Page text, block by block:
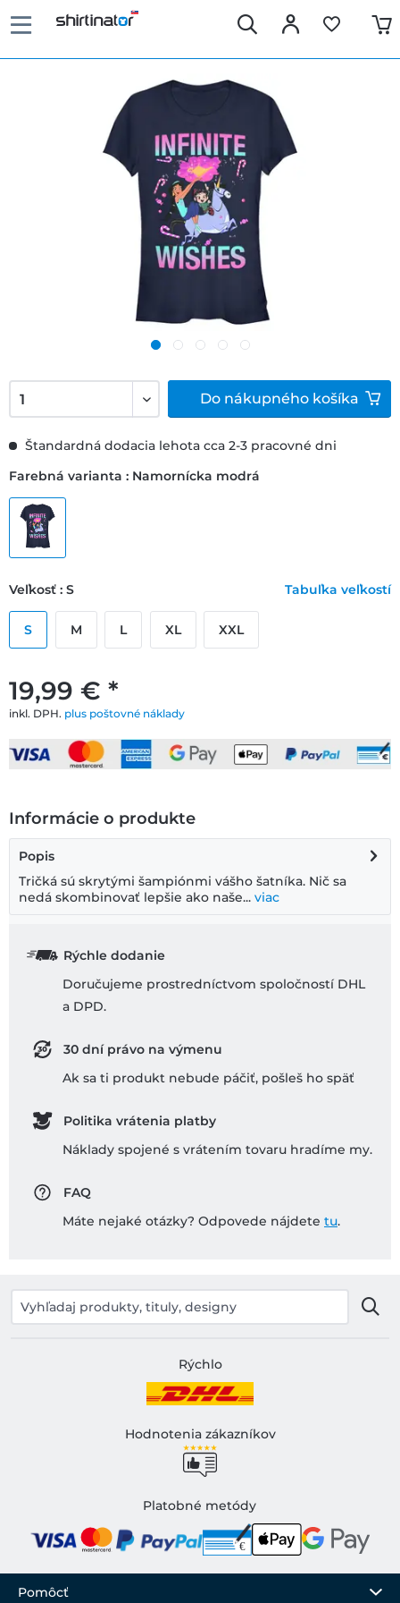
19,99 € *
inkl. DPH. plus poštovné náklady
Štandardná dodacia lehota cca 2-3 pracovné dni
Farebná varianta : Namornícka modrá
Veľkosť : S Tabuľka veľkostí
S M L XL XXL
Do nákupného košíka
Informácie o produkte
Popis
Tričká sú skrytými šampiónmi vášho šatníka. Nič sa
nedá skombinovať lepšie ako naše... viac
Rýchle dodanie
Doručujeme prostredníctvom spoločností DHL
a DPD.
30 dní právo na výmenu
Ak sa ti produkt nebude páčiť, pošleš ho späť
Politika vrátenia platby
Náklady spojené s vrátením tovaru hradíme my.
FAQ
Máte nejaké otázky? Odpovede nájdete tu.
Rýchlo
Hodnotenia zákazníkov
Platobné metódy
Pomôcť